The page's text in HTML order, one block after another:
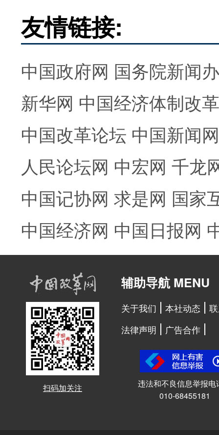
友情链接:
中国政府网 国务院新闻
新华网 中国经济体制改
中国改革论坛 中国新闻网
人民论坛网 中宏网 千龙
中国记协网 求是网 国家
中国经济网 中国日报网
扫码加关注
辅助导航 MENU
关于我们 本社动态
法律声明
广告合作
违法和不良信息举报电
010-68455181